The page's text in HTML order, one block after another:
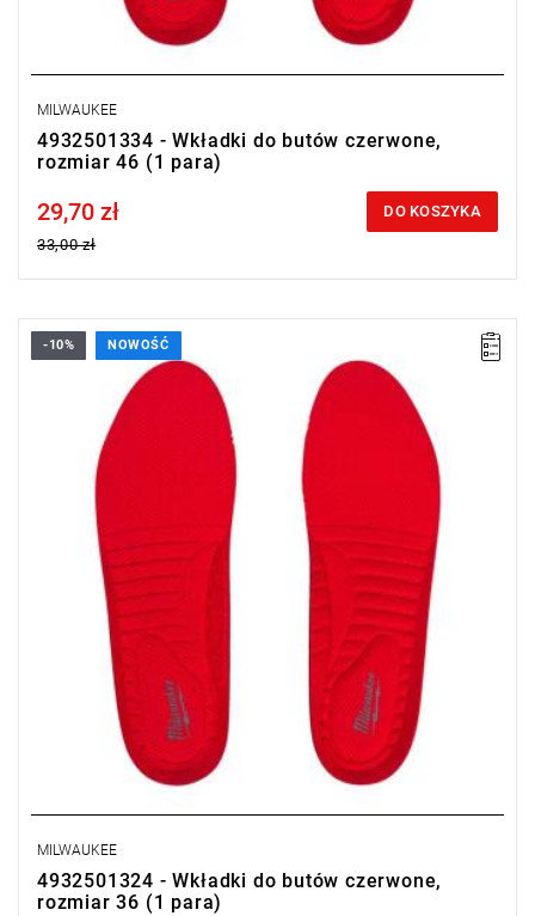
MILWAUKEE
4932501334 - Wkładki do butów czerwone,
rozmiar 46 (1 para)
Price tax included
29,70 zł
33,00 zł
DO KOSZYKA
-10% NOWOŚĆ
MILWAUKEE
4932501324 - Wkładki do butów czerwone,
rozmiar 36 (1 para)